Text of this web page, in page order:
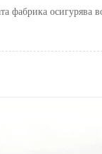
осигурява